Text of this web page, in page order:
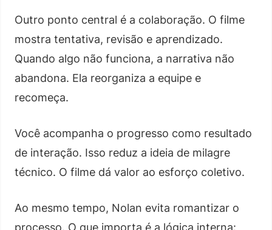
Outro ponto central é a colaboração. O filme
mostra tentativa, revisão e aprendizado.
Quando algo não funciona, a narrativa não
abandona. Ela reorganiza a equipe e
recomeça.
Você acompanha o progresso como resultado
de interação. Isso reduz a ideia de milagre
técnico. O filme dá valor ao esforço coletivo.
Ao mesmo tempo, Nolan evita romantizar o
processo. O que importa é a lógica interna: